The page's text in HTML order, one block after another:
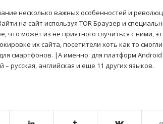
несколько важных особенностей и
на сайт используя TOR Браузер и
может из не приятного случиться с ними,
их сайта, посетители хоть как то
смартфонов. |А именно: для платформ
русская, английская и еще 11 других языков.